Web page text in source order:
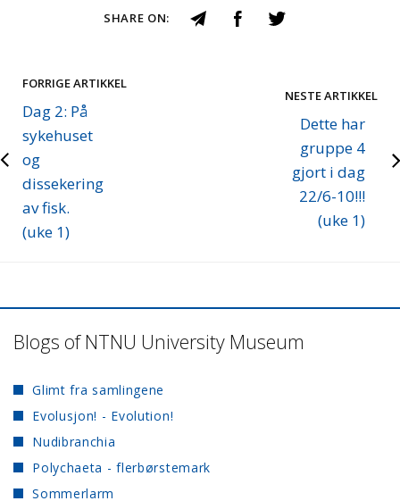
SHARE ON:
FORRIGE ARTIKKEL
Dag 2: På
sykehuset
og
dissekering
av fisk.
(uke 1)
NESTE ARTIKKEL
Dette har
gruppe 4
gjort i dag
22/6-10!!!
(uke 1)
Blogs of NTNU University Museum
Glimt fra samlingene
Evolusjon! - Evolution!
Nudibranchia
Polychaeta - flerbørstemark
Sommerlarm